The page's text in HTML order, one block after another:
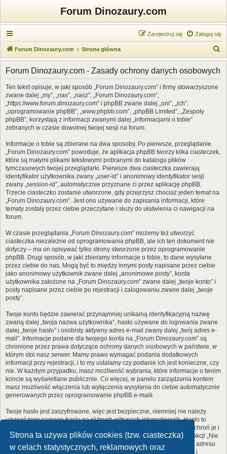
Strona ta używa plików cookies (tzw. ciasteczka)
w celach statystycznych, reklamowych oraz
Forum Dinozaury.com
Zaloguj się
Zarejestruj się
Forum Dinozaury.com Strona główna
z
Forum Dinozaury.com - Zasady ochrony danych osobowych
Ten tekst opisuje, w jaki sposób „Forum Dinozaury.com” i firmy stowarzyszone
zwane dalej „my”, „nas”, „nasz”, „Forum Dinozaury.com”,
„https://www.forum.dinozaury.com” i phpBB zwane dalej „oni”, „ich”,
„oprogramowanie phpBB”, „www.phpbb.com”, „phpBB Limited”, „Zespoły
phpBB”, korzystają z informacji zwanymi dalej „informacjami o tobie”
zebranych w czasie dowolnej twojej sesji na forum.
Informacje o tobie są zbierane na dwa sposoby. Po pierwsze, przeglądanie
„Forum Dinozaury.com” powoduje, że aplikacja phpBB tworzy kilka ciasteczek,
które są małymi plikami tekstowymi pobranymi do katalogu plików
tymczasowych twojej przeglądarki. Pierwsze dwa ciasteczka zawierają
identyfikator użytkownika zwany „user-id” i anonimowy identyfikator sesji
zwany „session-id”, automatycznie przyznane ci przez aplikację phpBB.
Trzecie ciasteczko zostanie utworzone, gdy przejrzysz chociaż jeden temat na
„Forum Dinozaury.com”. Jest ono używane do zapisania informacji, które
tematy zostały przez ciebie przeczytane i służy do ułatwienia ci nawigacji na
forum.
W czasie przeglądania „Forum Dinozaury.com” możemy też utworzyć
ciasteczka niezależne od oprogramowania phpBB, ale ich ten dokument nie
dotyczy – ma on opisywać tylko strony stworzone przez oprogramowanie
phpBB. Drugi sposób, w jaki zbieramy informacje o tobie, to dane wysyłane
przez ciebie do nas. Mogą być to między innymi posty napisane przez ciebie
jako anonimowy użytkownik zwane dalej „anonimowe posty”, konta
użytkownika założone na „Forum Dinozaury.com” zwane dalej „twoje konto” i
posty napisane przez ciebie po rejestracji i zalogowaniu zwane dalej „twoje
posty”.
Twoje konto będzie zawierać przynajmniej unikalną identyfikacyjną nazwę
zwaną dalej „twoja nazwa użytkownika”, hasło używane do logowania zwane
dalej „twoje hasło” i osobisty aktywny adres e-mail zwany dalej „twój adres e-
mail”. Informacje podane dla twojego konta na „Forum Dinozaury.com” są
chronione przez prawa dotyczące ochrony danych osobowych w państwie, w
którym stoi nasz serwer. Mamy prawo wymagać podania dodatkowych
informacji przy rejestracji, i to my ustalamy czy podanie ich jest konieczne, czy
nie. W każdym przypadku, masz możliwość wybrania, które informacje o twoim
koncie są wyświetlane publicznie. Co więcej, w panelu zarządzania kontem
masz możliwość włączenia lub wyłączenia wysyłania do ciebie automatycznie
generowanych przez oprogramowanie phpBB e-maili.
Twoje hasło jest zaszyfrowane, więc jest bezpieczne, niemniej nie należy
używać tego samego hasła na różnych witrynach internetowych. Hasło to
umożliwia dostęp do twojego konta na „Forum Dinozaury.com”, więc chroń je i
w żadnym wypadku nie podawajnikomu. Jeśli je zapomnisz, użyj funkcji „Nie
pamiętam hasła”. Witryna poprosi cię o podanie nazwy użytkownika i adresu
e-mail. Po podaniu tych danych zostanie wygenerowane nowe hasło i